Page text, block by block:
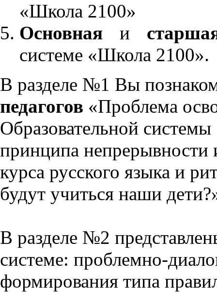
«Школа 2100»
Основнаяи
системе «Школа 2100».
В разделе №1 Вы
педагогов «Проблема
Образовательной
принципа непрерывности
курса русского языка и
будут учиться наши
В разделе №2
системе: проблемно-
формирования типа